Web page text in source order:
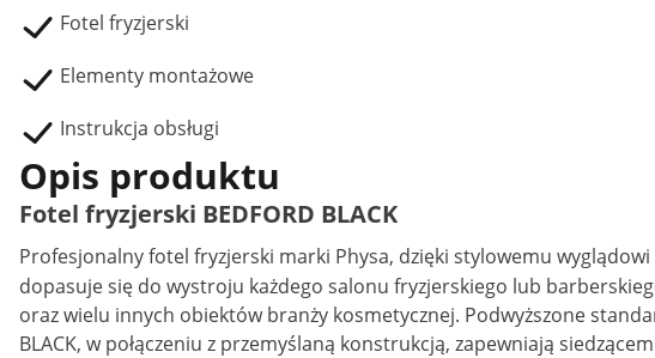
Fotel fryzjerski
Elementy montażowe
Instrukcja obsługi
Opis produktu
Fotel fryzjerski BEDFORD BLACK
Profesjonalnyfotel fryzjerski marki Physa, dzięki stylowemu
dopasuje się do wystroju każdego salonu fryzjerskiego lub
oraz wielu innych obiektów branży kosmetycznej. Podwyższone
BLACK, w połączeniu z przemyślaną konstrukcją, zapewniają